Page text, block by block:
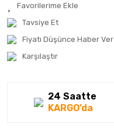
Tavsiye Et
Fiyatı Düşünce Haber Ver
Karşılaştır
24 Saatte
KARGO’da